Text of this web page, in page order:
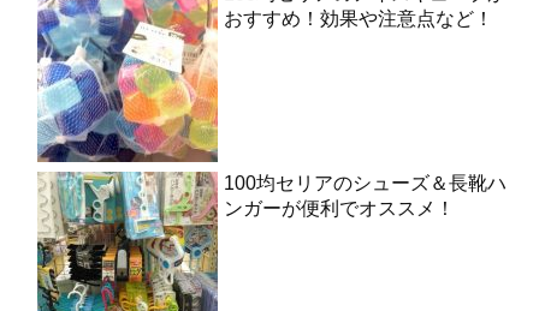
おすすめ！効果や注意点など！
100均セリアのシューズ＆長靴ハ
ンガーが便利でオススメ！